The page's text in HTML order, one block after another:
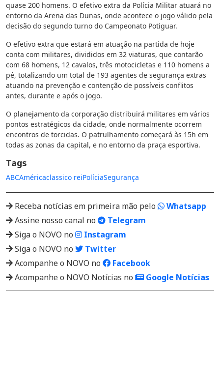
quase 200 homens. O efetivo extra da Polícia Militar atuará no
entorno da Arena das Dunas, onde acontece o jogo válido pela
decisão do segundo turno do Campeonato Potiguar.
O efetivo extra que estará em atuação na partida de hoje
conta com militares, divididos em 32 viaturas, que contarão
com 68 homens, 12 cavalos, três motocicletas e 110 homens a
pé, totalizando um total de 193 agentes de segurança extras
atuando na prevenção e contenção de possíveis conflitos
antes, durante e após o jogo.
O planejamento da corporação distribuirá militares em vários
pontos estratégicos da cidade, onde normalmente ocorrem
encontros de torcidas. O patrulhamento começará às 15h em
todas as zonas da capital, e no entorno da praça esportiva.
Tags
ABCAméricaclassico reiPolíciaSegurança
Receba notícias em primeira mão pelo
Whatsapp
Assine nosso canal no
Telegram
Siga o NOVO no
Instagram
Siga o NOVO no
Twitter
Acompanhe o NOVO no
Facebook
Acompanhe o NOVO Notícias no
Google Notícias